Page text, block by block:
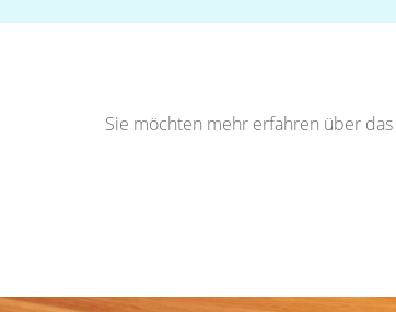
Sie möchten mehr erfahren über